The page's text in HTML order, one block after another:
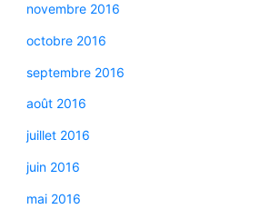
novembre 2016
octobre 2016
septembre 2016
août 2016
juillet 2016
juin 2016
mai 2016